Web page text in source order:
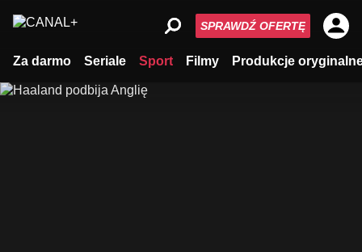
Za darmo Seriale Sport Filmy Produkcje
SPRAWDŹ OFERTĘ